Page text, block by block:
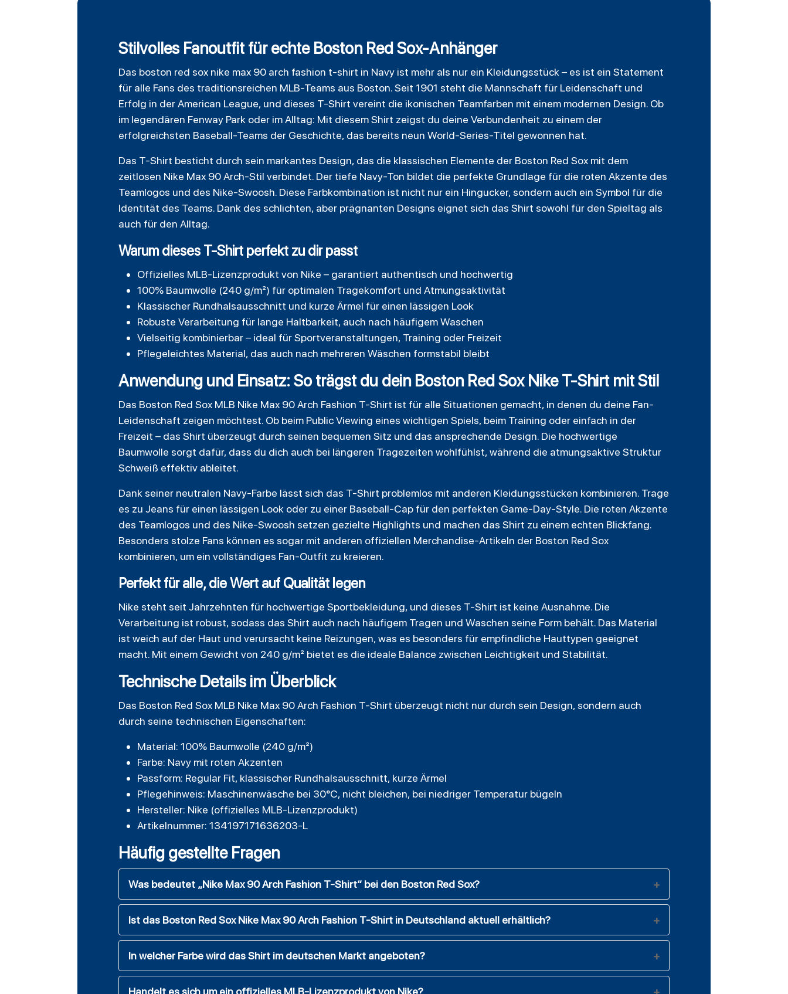
Stilvolles Fanoutfit für echte Boston Red Sox-Anhänger
Das boston red sox nike max 90 arch fashion t-shirt in Navy ist mehr als nur ein Kleidungsstück – es ist ein Statement
für alle Fans des traditionsreichen MLB-Teams aus Boston. Seit 1901 steht die Mannschaft für Leidenschaft und
Erfolg in der American League, und dieses T-Shirt vereint die ikonischen Teamfarben mit einem modernen Design. Ob
im legendären Fenway Park oder im Alltag: Mit diesem Shirt zeigst du deine Verbundenheit zu einem der
erfolgreichsten Baseball-Teams der Geschichte, das bereits neun World-Series-Titel gewonnen hat.
Das T-Shirt besticht durch sein markantes Design, das die klassischen Elemente der Boston Red Sox mit dem
zeitlosen Nike Max 90 Arch-Stil verbindet. Der tiefe Navy-Ton bildet die perfekte Grundlage für die roten Akzente des
Teamlogos und des Nike-Swoosh. Diese Farbkombination ist nicht nur ein Hingucker, sondern auch ein Symbol für die
Identität des Teams. Dank des schlichten, aber prägnanten Designs eignet sich das Shirt sowohl für den Spieltag als
auch für den Alltag.
Warum dieses T-Shirt perfekt zu dir passt
Offizielles MLB-Lizenzprodukt von Nike – garantiert authentisch und hochwertig
100% Baumwolle (240 g/m²) für optimalen Tragekomfort und Atmungsaktivität
Klassischer Rundhalsausschnitt und kurze Ärmel für einen lässigen Look
Robuste Verarbeitung für lange Haltbarkeit, auch nach häufigem Waschen
Vielseitig kombinierbar – ideal für Sportveranstaltungen, Training oder Freizeit
Pflegeleichtes Material, das auch nach mehreren Wäschen formstabil bleibt
Anwendung und Einsatz: So trägst du dein Boston Red Sox Nike T-Shirt mit Stil
Das Boston Red Sox MLB Nike Max 90 Arch Fashion T-Shirt ist für alle Situationen gemacht, in denen du deine Fan-
Leidenschaft zeigen möchtest. Ob beim Public Viewing eines wichtigen Spiels, beim Training oder einfach in der
Freizeit – das Shirt überzeugt durch seinen bequemen Sitz und das ansprechende Design. Die hochwertige
Baumwolle sorgt dafür, dass du dich auch bei längeren Tragezeiten wohlfühlst, während die atmungsaktive Struktur
Schweiß effektiv ableitet.
Dank seiner neutralen Navy-Farbe lässt sich das T-Shirt problemlos mit anderen Kleidungsstücken kombinieren. Trage
es zu Jeans für einen lässigen Look oder zu einer Baseball-Cap für den perfekten Game-Day-Style. Die roten Akzente
des Teamlogos und des Nike-Swoosh setzen gezielte Highlights und machen das Shirt zu einem echten Blickfang.
Besonders stolze Fans können es sogar mit anderen offiziellen Merchandise-Artikeln der Boston Red Sox
kombinieren, um ein vollständiges Fan-Outfit zu kreieren.
Perfekt für alle, die Wert auf Qualität legen
Nike steht seit Jahrzehnten für hochwertige Sportbekleidung, und dieses T-Shirt ist keine Ausnahme. Die
Verarbeitung ist robust, sodass das Shirt auch nach häufigem Tragen und Waschen seine Form behält. Das Material
ist weich auf der Haut und verursacht keine Reizungen, was es besonders für empfindliche Hauttypen geeignet
macht. Mit einem Gewicht von 240 g/m² bietet es die ideale Balance zwischen Leichtigkeit und Stabilität.
Technische Details im Überblick
Das Boston Red Sox MLB Nike Max 90 Arch Fashion T-Shirt überzeugt nicht nur durch sein Design, sondern auch
durch seine technischen Eigenschaften:
Material: 100% Baumwolle (240 g/m²)
Farbe: Navy mit roten Akzenten
Passform: Regular Fit, klassischer Rundhalsausschnitt, kurze Ärmel
Pflegehinweis: Maschinenwäsche bei 30°C, nicht bleichen, bei niedriger Temperatur bügeln
Hersteller: Nike (offizielles MLB-Lizenzprodukt)
Artikelnummer: 134197171636203-L
Häufig gestellte Fragen
Was bedeutet „Nike Max 90 Arch Fashion T-Shirt“ bei den Boston Red Sox?
Ist das Boston Red Sox Nike Max 90 Arch Fashion T-Shirt in Deutschland aktuell erhältlich?
In welcher Farbe wird das Shirt im deutschen Markt angeboten?